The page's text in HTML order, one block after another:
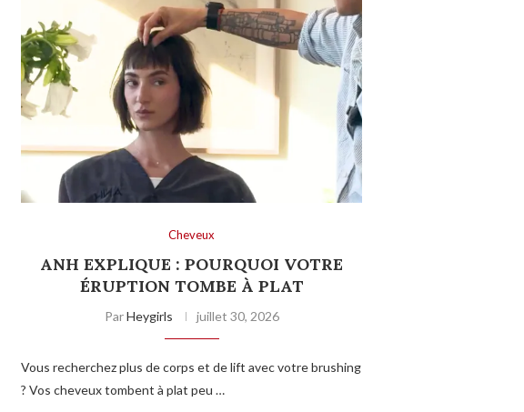
Cheveux
ANH EXPLIQUE : POURQUOI VOTRE
ÉRUPTION TOMBE À PLAT
ParHeygirls juillet 30, 2026
Vous recherchez plus de corps et de lift avec votre brushing
? Vos cheveux tombent à plat peu …